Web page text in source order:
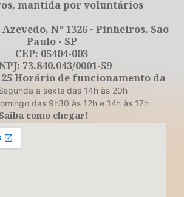
mantida por voluntários
Nº 1326 - Pinheiros, São
Paulo - SP
CEP: 05404-003
73.840.043/0001-59
Horário de funcionamento da
a sexta das 14h às 20h
das 9h30 às 12h e 14h às 17h
Saiba como chegar!